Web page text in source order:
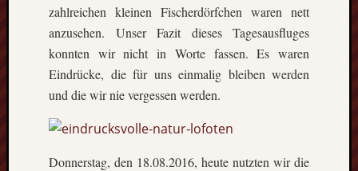
zahlreichen kleinen Fischerdörfchen waren nett
anzusehen. Unser Fazit dieses Tagesausfluges
konnten wir nicht in Worte fassen. Es waren
Eindrücke, die für uns einmalig bleiben werden
und die wir nie vergessen werden.
Donnerstag, den 18.08.2016, heute nutzten wir die